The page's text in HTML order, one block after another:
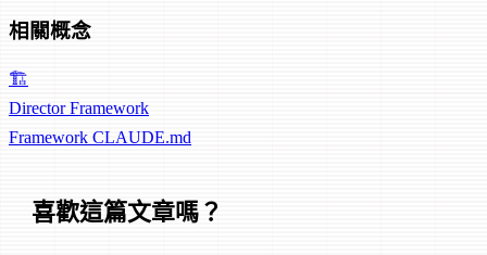
相關概念
🏗️
Director Framework
Framework CLAUDE.md
喜歡這篇文章嗎？